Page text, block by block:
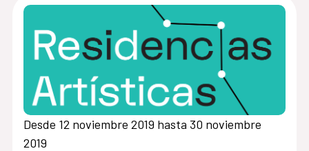
Desde 12 noviembre 2019 hasta 30 noviembre
2019